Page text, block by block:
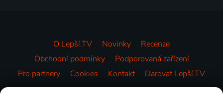
O Lepší.TV Novinky
Recenze
Obchodní podmínky
Podporovaná zařízení
Pro partnery
Cookies Kontakt Darovat Lepší.TV